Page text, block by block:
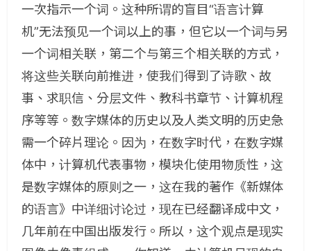
一次指示一个词。这种所谓的盲目“语言计算
机”无法预见一个词以上的事，但它以一个词与另
一个词相关联，第二个与第三个相关联的方式，
将这些关联向前推进，使我们得到了诗歌、故
事、求职信、分层文件、教科书章节、计算机程
序等等。数字媒体的历史以及人类文明的历史急
需一个碎片理论。因为，在数字时代，在数字媒
体中，计算机代表事物，模块化使用物质性，这
是数字媒体的原则之一，这在我的著作《新媒体
的语言》中详细讨论过，现在已经翻译成中文，
几年前在中国出版发行。所以，这个观点是现实